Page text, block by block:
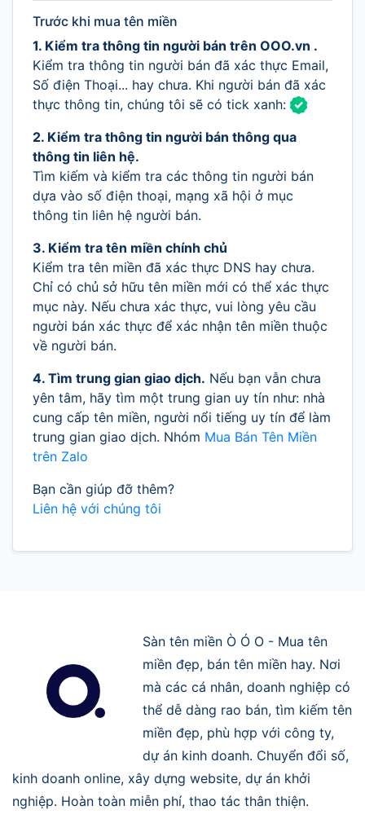
Trước khi mua tên miền
1. Kiểm tra thông tin người bán trên OOO.vn .
Kiểm tra thông tin người bán đã xác thực Email,
Số điện Thoại... hay chưa. Khi người bán đã xác
thực thông tin, chúng tôi sẽ có tick xanh:
2. Kiểm tra thông tin người bán thông qua
thông tin liên hệ.
Tìm kiếm và kiểm tra các thông tin người bán
dựa vào số điện thoại, mạng xã hội ở mục
thông tin liên hệ người bán.
3. Kiểm tra tên miền chính chủ
Kiểm tra tên miền đã xác thực DNS hay chưa.
Chỉ có chủ sở hữu tên miền mới có thể xác thực
mục này. Nếu chưa xác thực, vui lòng yêu cầu
người bán xác thực để xác nhận tên miền thuộc
về người bán.
4. Tìm trung gian giao dịch. Nếu bạn vẫn chưa
yên tâm, hãy tìm một trung gian uy tín như: nhà
cung cấp tên miền, người nổi tiếng uy tín để làm
trung gian giao dịch. Nhóm Mua Bán Tên Miền
trên Zalo
Bạn cần giúp đỡ thêm?
Liên hệ với chúng tôi
Sàn tên miền Ò Ó O - Mua tên
miền đẹp, bán tên miền hay. Nơi
mà các cá nhân, doanh nghiệp có
thể dễ dàng rao bán, tìm kiếm tên
miền đẹp, phù hợp với công ty,
dự án kinh doanh. Chuyển đổi số,
kinh doanh online, xây dựng website, dự án khởi
nghiệp. Hoàn toàn miễn phí, thao tác thân thiện.